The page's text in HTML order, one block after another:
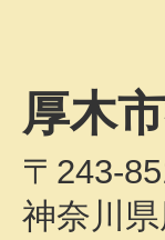
厚木
〒243-
神奈川